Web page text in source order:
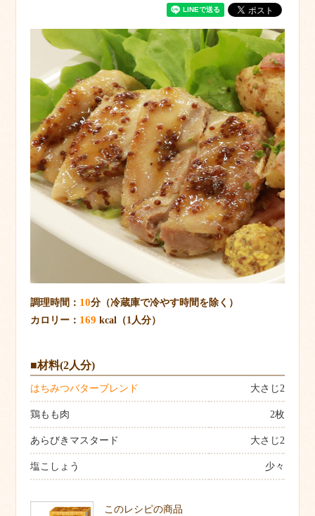
調理時間： 10分（冷蔵庫で冷やす時間を除く）
カロリー： 169 kcal（1人分）
■材料(2人分)
はちみつバターブレンド 大さじ2
鶏もも肉 2枚
あらびきマスタード 大さじ2
塩こしょう 少々
このレシピの商品